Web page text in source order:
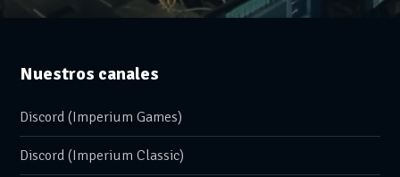
Nuestros canales
Discord (Imperium Games)
Discord (Imperium Classic)